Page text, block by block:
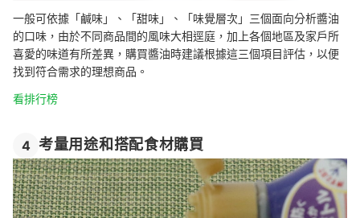
一般可依據「鹹味」、「甜味」、「味覺層次」三個面向分析醬油
的口味，由於不同商品間的風味大相逕庭，加上各個地區及家戶所
喜愛的味道有所差異，購買醬油時建議根據這三個項目評估，以便
找到符合需求的理想商品。
看排行榜
4 考量用途和搭配食材購買